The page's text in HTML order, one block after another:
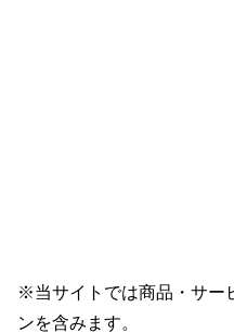
※当サイトでは商品・サー
ンを含みます。